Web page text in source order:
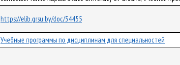
https://elib.grsu.by/doc/54455
Учебные программы по дисциплинам для специальностей